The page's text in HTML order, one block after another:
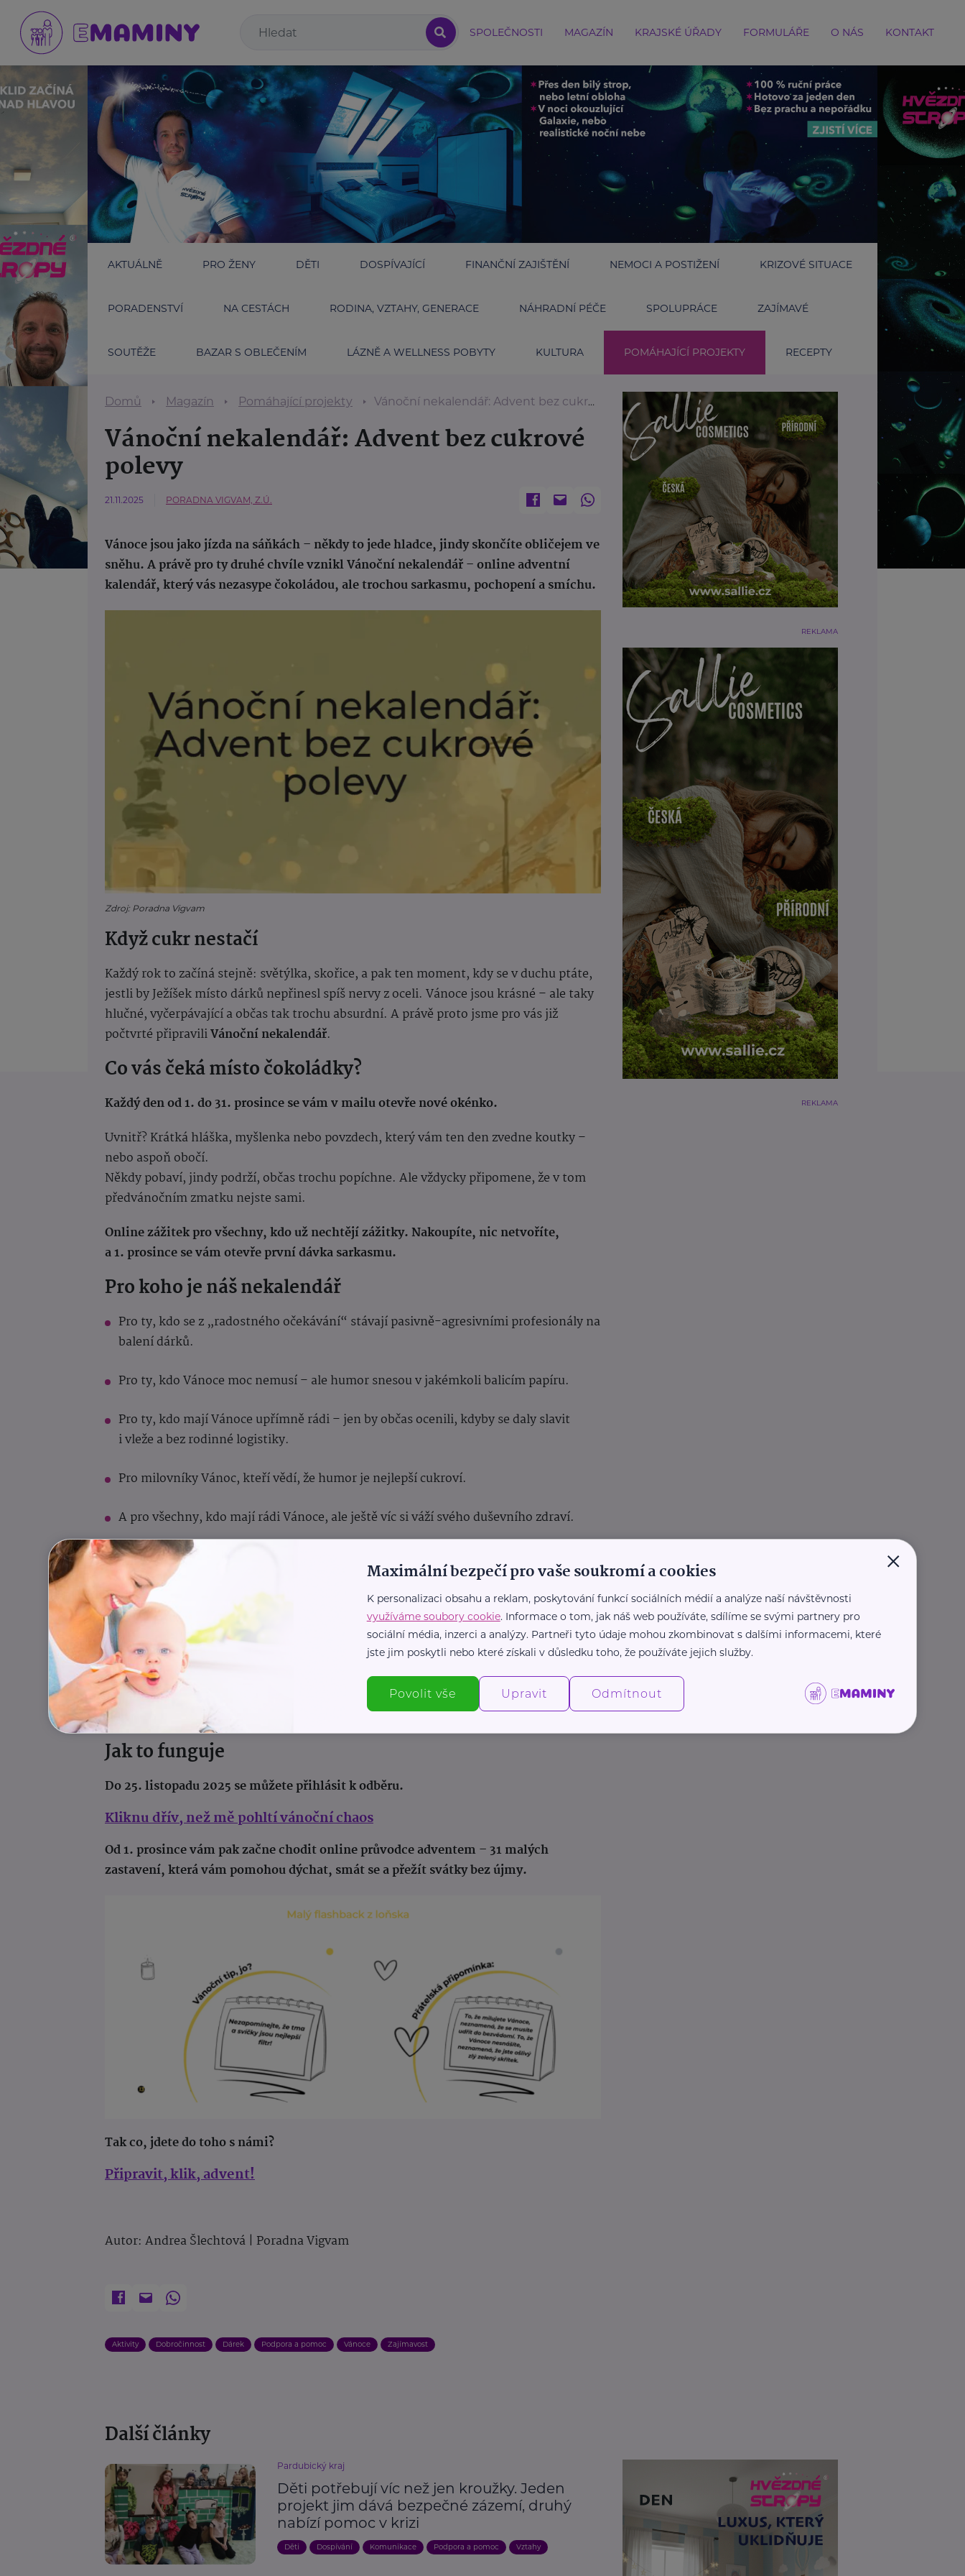
SPOLEČNOSTI MAGAZÍN KRAJSKÉ ÚŘADY FORMULÁŘE O NÁS KONTAKT
AKTUÁLNĚ PRO ŽENY DĚTI DOSPÍVAJÍCÍ FINANČNÍ ZAJIŠTĚNÍ NEMOCI A POSTIŽENÍ KRIZOVÉ SITUACE
PORADENSTVÍ NA CESTÁCH RODINA, VZTAHY, GENERACE NÁHRADNÍ PÉČE SPOLUPRÁCE ZAJÍMAVÉ
SOUTĚŽE BAZAR S OBLEČENÍM LÁZNĚ A WELLNESS POBYTY KULTURA POMÁHAJÍCÍ PROJEKTY RECEPTY
Domů Magazín Pomáhající projekty Vánoční nekalendář: Advent bez cukrové polevy
Vánoční nekalendář: Advent bez cukrové
polevy
21.11.2025 PORADNA VIGVAM, Z.Ú.
Vánoce jsou jako jízda na sáňkách – někdy to jede hladce, jindy skončíte obličejem ve
sněhu. A právě pro ty druhé chvíle vznikl Vánoční nekalendář – online adventní
kalendář, který vás nezasype čokoládou, ale trochou sarkasmu, pochopení a smíchu.
Zdroj: Poradna Vigvam
Když cukr nestačí
Každý rok to začíná stejně: světýlka, skořice, a pak ten moment, kdy se v duchu ptáte,
jestli by Ježíšek místo dárků nepřinesl spíš nervy z oceli. Vánoce jsou krásné – ale taky
hlučné, vyčerpávající a občas tak trochu absurdní. A právě proto jsme pro vás již
počtvrté připraviliVánoční nekalendář.
Co vás čeká místo čokoládky?
Každý den od 1. do 31. prosince se vám v mailu otevře nové okénko.
Uvnitř? Krátká hláška, myšlenka nebo povzdech, který vám ten den zvedne koutky –
nebo aspoň obočí.
Někdy pobaví, jindy podrží, občas trochu popíchne. Ale vždycky připomene, že v tom
předvánočním zmatku nejste sami.
Online zážitek pro všechny, kdo už nechtějí zážitky. Nakoupíte, nic netvoříte,
a 1. prosince se vám otevře první dávka sarkasmu.
Pro koho je náš nekalendář
Pro ty, kdo se z „radostného očekávání“ stávají pasivně-agresivními profesionály na
balení dárků.
Pro ty, kdo Vánoce moc nemusí – ale humor snesou v jakémkoli balicím papíru.
Pro ty, kdo mají Vánoce upřímně rádi – jen by občas ocenili, kdyby se daly slavit
i vleže a bez rodinné logistiky.
Pro milovníky Vánoc, kteří vědí, že humor je nejlepší cukroví.
A pro všechny, kdo mají rádi Vánoce, ale ještě víc si váží svého duševního zdraví.
Advent, který má smysl
Každý nákup Vánočního nekalendáře za 100 Kč pomáhá.
Celývýtěžek putuje
na péči o děti a rodiny, které o Vánocích
hledají útěchu
Protože někdy stačí jedno milé slovo, jeden malý čin, aby byl den o trochu lepší.
Jak to funguje
Do 25. listopadu 2025 se můžete přihlásit k odběru.
Kliknu dřív, než mě pohltí vánoční chaos
Od 1. prosince vám pak začne chodit online průvodce adventem – 31 malých
zastavení, která vám pomohou dýchat, smát se a přežít svátky bez újmy.
Tak co, jdete do toho s námi?
Připravit, klik, advent!
Autor: Andrea Šlechtová | Poradna Vigvam
Aktivity Dobročinnost Dárek Podpora a pomoc Vánoce Zajímavost
REKLAMA
REKLAMA
Další články
Pardubický kraj
Děti potřebují víc než jen kroužky. Jeden
projekt jim dává bezpečné zázemí, druhý
nabízí pomoc v krizi
Děti Dospívání Komunikace Podpora a pomoc Vztahy
×
Maximální bezpečí pro vaše soukromí a cookies
K personalizaci obsahu a reklam, poskytování funkcí sociálních médií a analýze naší návštěvnosti
využíváme soubory cookie. Informace o tom, jak náš web používáte, sdílíme se svými partnery pro
sociální média, inzerci a analýzy. Partneři tyto údaje mohou zkombinovat s dalšími informacemi, které
jste jim poskytli nebo které získali v důsledku toho, že používáte jejich služby.
Povolit vše Upravit Odmítnout